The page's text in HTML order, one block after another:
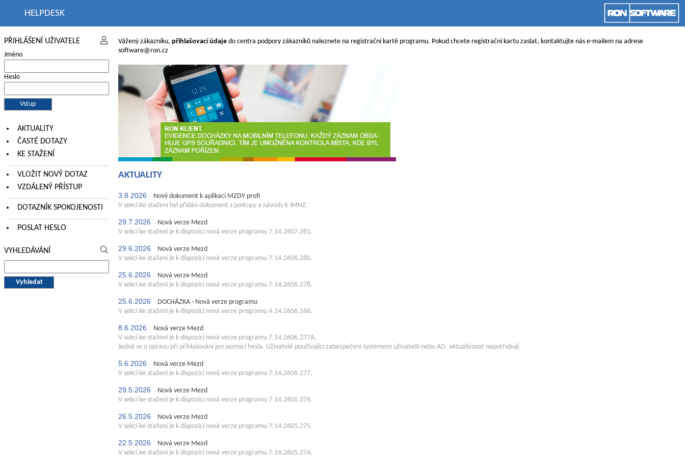
HELPDESK
PŘIHLÁŠENÍ UŽIVATELE
Jméno
Heslo
AKTUALITY
ČASTÉ DOTAZY
KE STAŽENÍ
VLOŽIT NOVÝ DOTAZ
VZDÁLENÝ PŘÍSTUP
DOTAZNÍK SPOKOJENOSTI
POSLAT HESLO
VYHLEDÁVÁNÍ
Vážený zákazníku, přihlašovací údaje do centra podpory zákazníků naleznete na registrační kartě programu. Pokud chcete registrační kartu zaslat, kontaktujte nás e-mailem na adrese
software@ron.cz
AKTUALITY
3.8.2026
Nový dokument k aplikaci MZDY profi
V sekci Ke stažení byl přidán dokument s postupy a návody k JMHZ.
29.7.2026
Nová verze Mezd
V sekci ke stažení je k dispozici nová verze programu 7.14.2607.281.
29.6.2026
Nová verze Mezd
V sekci ke stažení je k dispozici nová verze programu 7.14.2606.280.
25.6.2026
Nová verze Mezd
V sekci ke stažení je k dispozici nová verze programu 7.14.2606.278.
25.6.2026
DOCHÁZKA - Nová verze programu
V sekci ke stažení je k dispozici nová verze programu 4.14.2606.166.
8.6.2026
Nová verze Mezd
V sekci ke stažení je k dispozici nová verze programu 7.14.2606.277A.
Jedná se o opravu při přihlašování jen pomocí hesla. Uživatelé používající zabezpečení systémem uživatelů nebo AD, aktualizovat nepotřebují.
5.6.2026
Nová verze Mezd
V sekci ke stažení je k dispozici nová verze programu 7.14.2606.277.
29.5.2026
Nová verze Mezd
V sekci ke stažení je k dispozici nová verze programu 7.14.2605.276.
26.5.2026
Nová verze Mezd
V sekci ke stažení je k dispozici nová verze programu 7.14.2605.275.
22.5.2026
Nová verze Mezd
V sekci ke stažení je k dispozici nová verze programu 7.14.2605.274.